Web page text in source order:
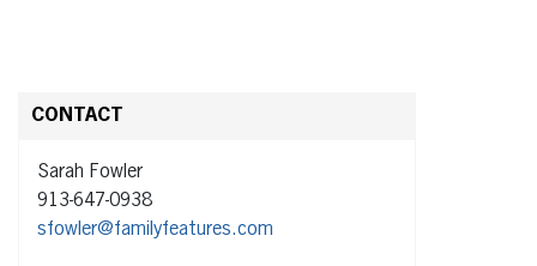
CONTACT
Sarah Fowler
913-647-0938
sfowler@familyfeatures.com